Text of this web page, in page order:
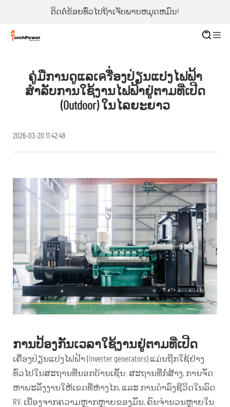
ຕິດຕໍ່ຂ້ອຍທົ່ວໄປຖ້າເຈັບພາບຫມຸດຫມົນ!
ຄູ່ມືການດູແລເครື່ອງປ່ຽນແປງໄຟຟ້າ
ສຳລັບການໃຊ້ງານໄຟຟ້າຢູ່ຕາມທີ່ເປີດ
(outdoor) ໃນໄລຍະຍາວ
2026-03-20 11:42:49
ການປ້ອງກັນເວລາໃຊ້ງານຢູ່ຕາມທີ່ເປີດ
ເຄື່ອງປ່ຽນແປງໄຟຟ້າ (Inverter generators) ແມ່ນຖືກໃຊ້ຢ່າງ
ທົ່ວໄປໃນສະຖານທີ່ນອກບ້ານເຊັ່ນ: ສະຖານທີ່ກໍ່ສ້າງ, ການຈັດ
ຫາພະລັງງານໃຫ້ເຂດທີ່ຫ່າງໄກ, ແລະ ການດຳລົງຊີວິດໃນລົດ
RV. ເນື່ອງຈາກຄວາມຫຼາກຫຼາຍຂອງມັນ, ຄົນຈຳນວນຫຼາຍໃນ